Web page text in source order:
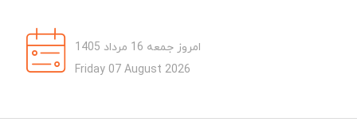
امروز جمعه 16 مرداد 1405
Friday 07 August 2026